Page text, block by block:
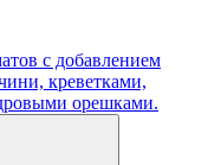
с добавлением
креветками,
орешками.